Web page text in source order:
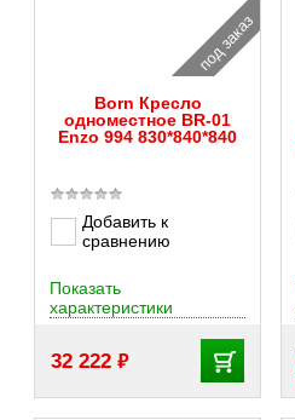
под заказ
Born Кресло
одноместное BR-01
Enzo 994 830*840*840
Добавить к
сравнению
32 222 ₽
Показать
характеристики